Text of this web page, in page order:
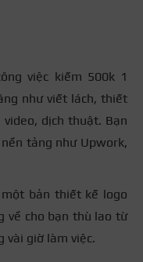
việc kiếm 500k 1
như viết lách, thiết
dịch thuật. Bạn
tảng như Upwork,
bản thiết kế logo
về cho bạn thù lao từ
vài giờ làm việc.